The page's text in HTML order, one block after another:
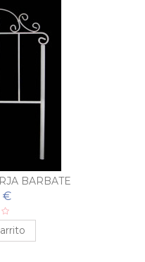
BARBATE
€